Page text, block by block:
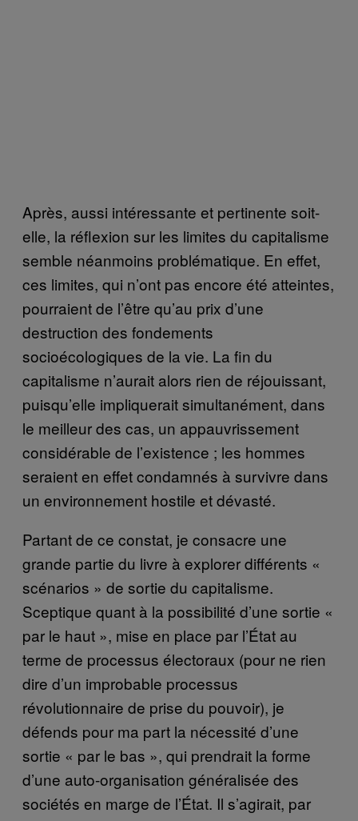
Après, aussi intéressante et pertinente soit-
elle, la réflexion sur les limites du capitalisme
semble néanmoins problématique. En effet,
ces limites, qui n’ont pas encore été atteintes,
pourraient de l’être qu’au prix d’une
destruction des fondements
socioécologiques de la vie. La fin du
capitalisme n’aurait alors rien de réjouissant,
puisqu’elle impliquerait simultanément, dans
le meilleur des cas, un appauvrissement
considérable de l’existence ; les hommes
seraient en effet condamnés à survivre dans
un environnement hostile et dévasté.
Partant de ce constat, je consacre une
grande partie du livre à explorer différents «
scénarios » de sortie du capitalisme.
Sceptique quant à la possibilité d’une sortie «
par le haut », mise en place par l’État au
terme de processus électoraux (pour ne rien
dire d’un improbable processus
révolutionnaire de prise du pouvoir), je
défends pour ma part la nécessité d’une
sortie « par le bas », qui prendrait la forme
d’une auto-organisation généralisée des
sociétés en marge de l’État. Il s’agirait, par